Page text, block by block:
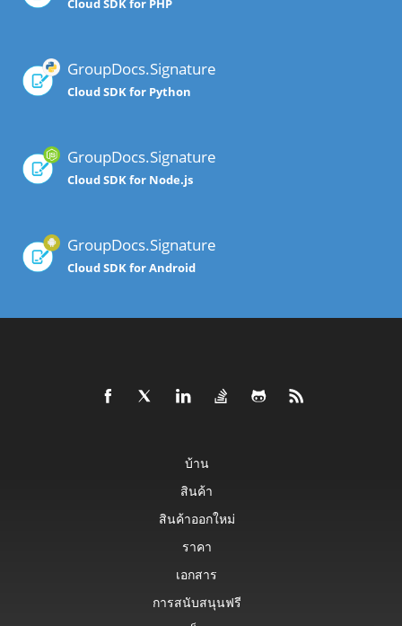
Cloud SDK for PHP
GroupDocs.Signature
Cloud SDK for Python
GroupDocs.Signature
Cloud SDK for Node.js
GroupDocs.Signature
Cloud SDK for Android
บ้าน
สินค้า
สินค้าออกใหม่
ราคา
เอกสาร
การสนับสนุนฟรี